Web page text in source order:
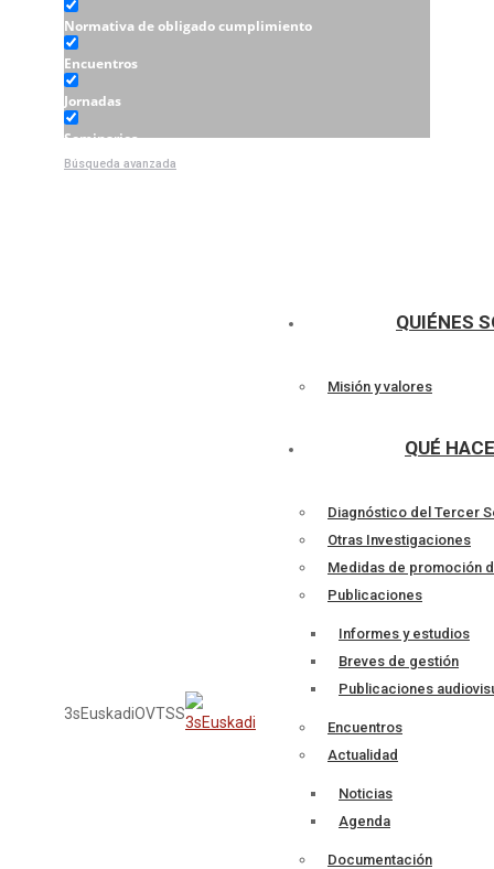
Normativa de obligado cumplimiento
Encuentros
Jornadas
Seminarios
Talleres
Búsqueda avanzada
3sEuskadiOVTSS
QUIÉNES
Misión y valores
QUÉ
Diagnóstico del Tercer
Otras Investigaciones
Medidas de promoción
Publicaciones
Informes y estudios
Breves de gestión
Publicaciones
Encuentros
Actualidad
Noticias
Agenda
Documentación